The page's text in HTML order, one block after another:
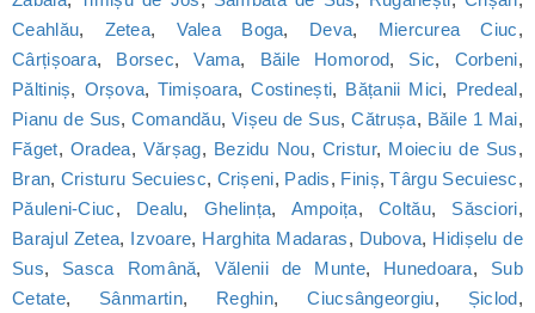
Ceahlău, Zetea, Valea Boga, Deva, Miercurea Ciuc,
Cârțișoara, Borsec,Vama, Băile Homorod, Sic, Corbeni,
Păltiniș, Orșova,Timișoara,Costinești, Bățanii Mici, Predeal,
Pianu de Sus,Comandău, Vișeu de Sus,Cătrușa, Băile 1 Mai,
Făget, Oradea, Vărșag, Bezidu Nou, Cristur, Moieciu de Sus,
Bran, Cristuru Secuiesc, Crișeni, Padis, Finiș,Târgu Secuiesc,
Păuleni-Ciuc, Dealu, Ghelința, Ampoița,Coltău, Săsciori,
Barajul Zetea, Izvoare, Harghita Madaras, Dubova, Hidișelu de
Sus, Sasca Română, Vălenii de Munte, Hunedoara, Sub
Cetate, Sânmartin, Reghin,Ciucsângeorgiu, Șiclod,